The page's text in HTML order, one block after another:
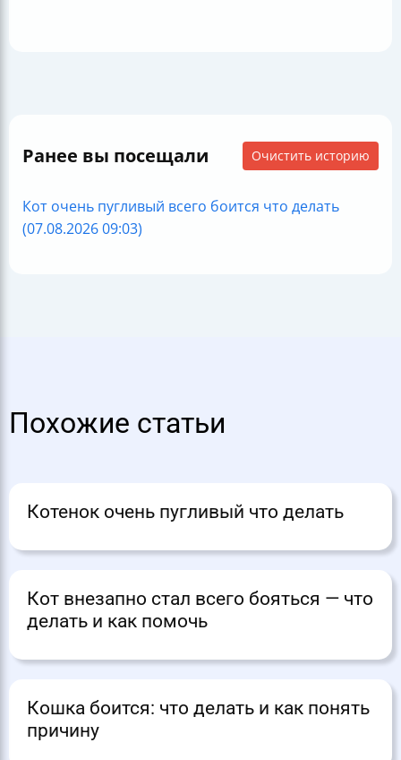
Ранее вы посещали Очистить историю
Кот очень пугливый всего боится что делать
(07.08.2026 09:03)
Похожие статьи
Котенок очень пугливый что делать
Кот внезапно стал всего бояться — что
делать и как помочь
Кошка боится: что делать и как понять
причину